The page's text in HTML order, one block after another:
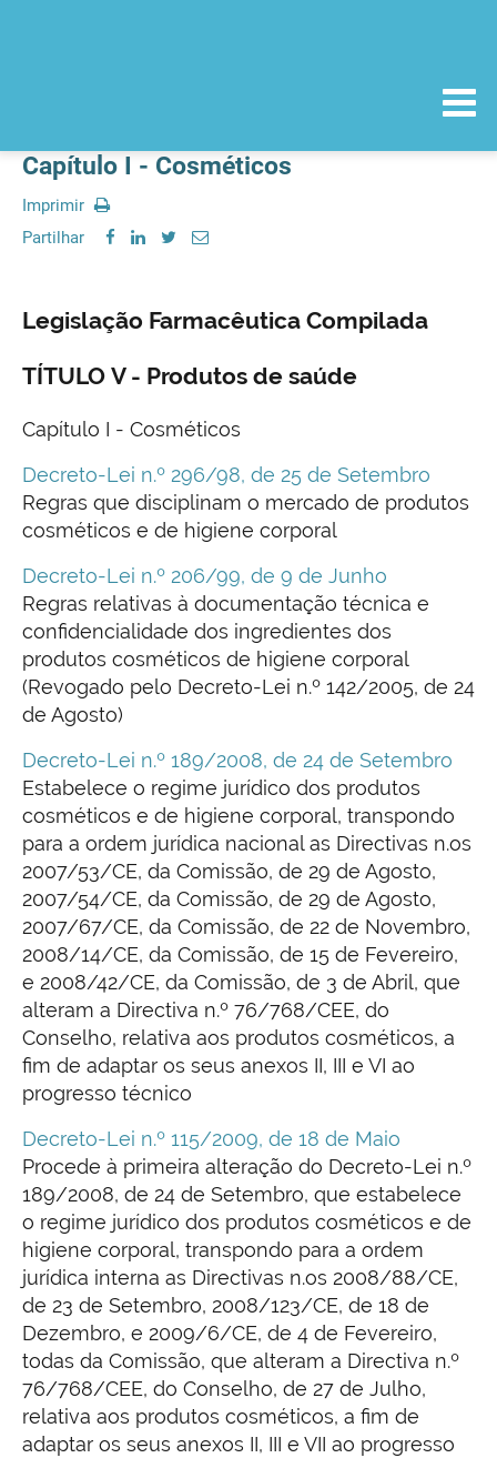
Capítulo I - Cosméticos
Imprimir
Partilhar
Legislação Farmacêutica Compilada
TÍTULO V - Produtos de saúde
Capítulo I - Cosméticos
Decreto-Lei n.º 296/98, de 25 de Setembro
Regras que disciplinam o mercado de produtos
cosméticos e de higiene corporal
Decreto-Lei n.º 206/99, de 9 de Junho
Regras relativas à documentação técnica e
confidencialidade dos ingredientes dos
produtos cosméticos de higiene corporal
(Revogado pelo Decreto-Lei n.º 142/2005, de 24
de Agosto)
Decreto-Lei n.º 189/2008, de 24 de Setembro
Estabelece o regime jurídico dos produtos
cosméticos e de higiene corporal, transpondo
para a ordem jurídica nacional as Directivas n.os
2007/53/CE, da Comissão, de 29 de Agosto,
2007/54/CE, da Comissão, de 29 de Agosto,
2007/67/CE, da Comissão, de 22 de Novembro,
2008/14/CE, da Comissão, de 15 de Fevereiro,
e 2008/42/CE, da Comissão, de 3 de Abril, que
alteram a Directiva n.º 76/768/CEE, do
Conselho, relativa aos produtos cosméticos, a
fim de adaptar os seus anexos II, III e VI ao
progresso técnico
Decreto-Lei n.º 115/2009, de 18 de Maio
Procede à primeira alteração do Decreto-Lei n.º
189/2008, de 24 de Setembro, que estabelece
o regime jurídico dos produtos cosméticos e de
higiene corporal, transpondo para a ordem
jurídica interna as Directivas n.os 2008/88/CE,
de 23 de Setembro, 2008/123/CE, de 18 de
Dezembro, e 2009/6/CE, de 4 de Fevereiro,
todas da Comissão, que alteram a Directiva n.º
76/768/CEE, do Conselho, de 27 de Julho,
relativa aos produtos cosméticos, a fim de
adaptar os seus anexos II, III e VII ao progresso